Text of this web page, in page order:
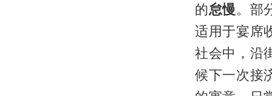
的怠慢。部
适用于宴席
社会中，沿
候下一次接